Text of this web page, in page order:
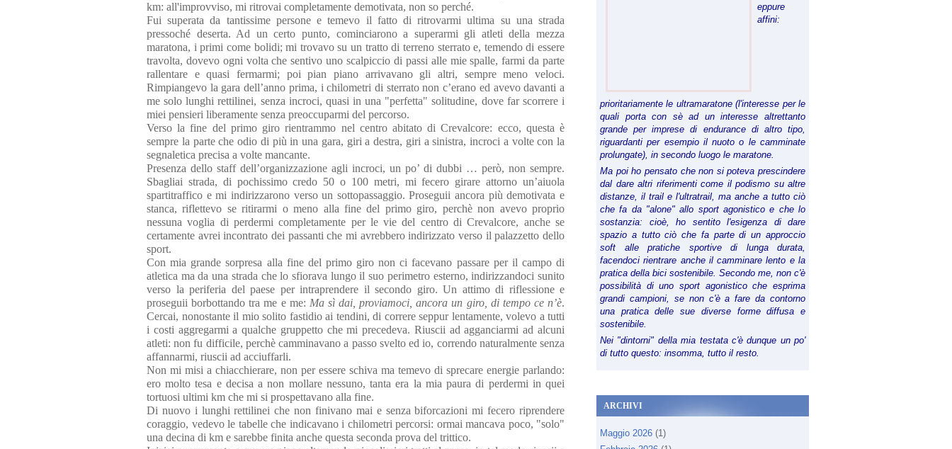
km: all'improvviso, mi ritrovai completamente demotivata, non so perché.
Fui superata da tantissime persone e temevo il fatto di ritrovarmi ultima su una strada
pressoché deserta. Ad un certo punto, cominciarono a superarmi gli atleti della mezza
maratona, i primi come bolidi; mi trovavo su un tratto di terreno sterrato e, temendo di essere
travolta, dovevo ogni volta che sentivo uno scalpiccio di passi alle mie spalle, farmi da parte
rallentare e quasi fermarmi; poi pian piano arrivavano gli altri, sempre meno veloci.
Rimpiangevo la gara dell’anno prima, i chilometri di sterrato non c’erano ed avevo davanti a
me solo lunghi rettilinei, senza incroci, quasi in una "perfetta" solitudine, dove far scorrere i
miei pensieri liberamente senza preoccuparmi del percorso.
Verso la fine del primo giro rientrammo nel centro abitato di Crevalcore: ecco, questa è
sempre la parte che odio di più in una gara, giri a destra, giri a sinistra, incroci a volte con la
segnaletica precisa a volte mancante.
Presenza dello staff dell’organizzazione agli incroci, un po’ di dubbi … però, non sempre.
Sbagliai strada, di pochissimo credo 50 o 100 metri, mi fecero girare attorno un’aiuola
spartitraffico e mi indirizzarono verso un sottopassaggio. Proseguii ancora più demotivata e
stanca, riflettevo se ritirarmi o meno alla fine del primo giro, perchè non avevo proprio
nessuna voglia di perdermi completamente per le vie del centro di Crevalcore, anche se
certamente avrei incontrato dei passanti che mi avrebbero indirizzato verso il palazzetto dello
sport.
Con mia grande sorpresa alla fine del primo giro non ci facevano passare per il campo di
atletica ma da una strada che lo sfiorava lungo il suo perimetro esterno, indirizzandoci sunito
verso la periferia del paese per intraprendere il secondo giro. Un attimo di riflessione e
proseguii borbottando tra me e me: Ma sì dai, proviamoci, ancora un giro, di tempo ce n’è.
Cercai, nonostante il mio solito fastidio ai tendini, di correre seppur lentamente, volevo a tutti
i costi aggregarmi a qualche gruppetto che mi precedeva. Riuscii ad agganciarmi ad alcuni
atleti: non fu difficile, perchè camminavano a passo svelto ed io, correndo naturalmente senza
affannarmi, riuscii ad acciuffarli.
Non mi misi a chiacchierare, non per essere schiva ma temevo di sprecare energie parlando:
ero molto tesa e decisa a non mollare nessuno, tanta era la mia paura di perdermi in quei
tortuosi ultimi km che mi si prospettavano alla fine.
Di nuovo i lunghi rettilinei che non finivano mai e senza biforcazioni mi fecero riprendere
coraggio, vedevo le tabelle che indicavano i chilometri percorsi: ormai mancava poco, "solo"
una decina di km e sarebbe finita anche questa seconda prova del trittico.
eppure
affini:
prioritariamente le ultramaratone (l'interesse per le
quali porta con sè ad un interesse altrettanto
grande per imprese di endurance di altro tipo,
riguardanti per esempio il nuoto o le camminate
prolungate), in secondo luogo le maratone.
Ma poi ho pensato che non si poteva prescindere
dal dare altri riferimenti come il podismo su altre
distanze, il trail e l'ultratrail, ma anche a tutto ciò
che fa da "alone" allo sport agonistico e che lo
sostanzia: cioè, ho sentito l'esigenza di dare
spazio a tutto ciò che fa parte di un approccio
soft alle pratiche sportive di lunga durata,
facendoci rientrare anche il camminare lento e la
pratica della bici sostenibile. Secondo me, non c'è
possibilità di uno sport agonistico che esprima
grandi campioni, se non c'è a fare da contorno
una pratica delle sue diverse forme diffusa e
sostenibile.
Nei "dintorni" della mia testata c'è dunque un po'
di tutto questo: insomma, tutto il resto.
ARCHIVI
Maggio 2026 (1)